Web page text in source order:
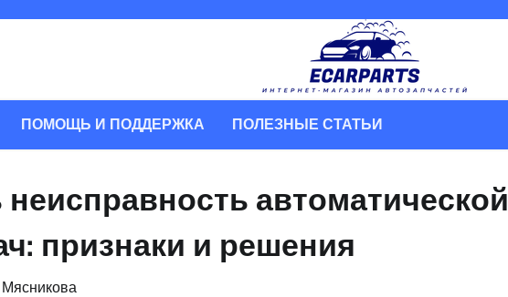
ПОМОЩЬ И ПОДДЕРЖКА ПОЛЕЗНЫЕ СТАТЬИ
неисправность автоматической
признаки и решения